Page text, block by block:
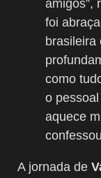
amigos”,
foi
brasileira
como
o
aquece
A jornada de